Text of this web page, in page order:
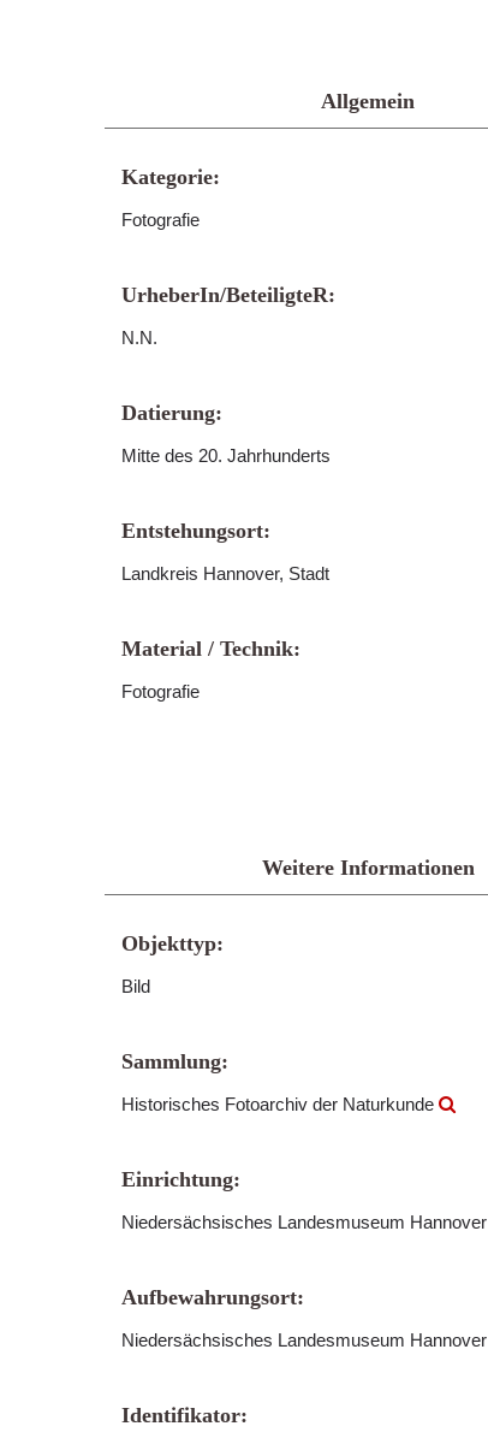
Allgemein
Kategorie:
Fotografie
UrheberIn/BeteiligteR:
N.N.
Datierung:
Mitte des 20. Jahrhunderts
Entstehungsort:
Landkreis Hannover, Stadt
Material / Technik:
Fotografie
Weitere Informationen
Objekttyp:
Bild
Sammlung:
Historisches Fotoarchiv der Naturkunde
Einrichtung:
Niedersächsisches Landesmuseum Hannover
Aufbewahrungsort:
Niedersächsisches Landesmuseum Hannover
Identifikator: